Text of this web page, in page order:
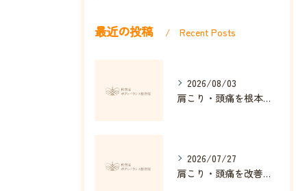
最近の投稿 Recent Posts
2026/08/03
肩こり・頭痛を根本改善する整体の秘訣
2026/07/27
肩こり・頭痛を改善する姿勢矯正の効果とは